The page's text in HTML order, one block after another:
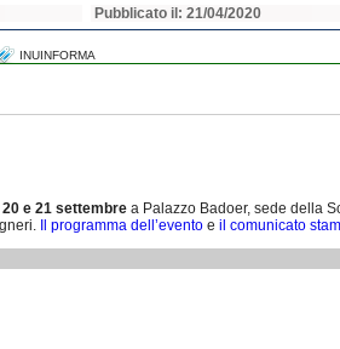
Pubblicato il: 21/04/2020
INUINFORMA
20 e 21 settembre a Palazzo Badoer, sede della
Il programma dell’evento e il comunicato